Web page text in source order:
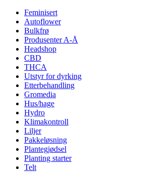
Feminisert
Autoflower
Bulkfrø
Produsenter A-Å
Headshop
CBD
THCA
Utstyr for dyrking
Etterbehandling
Gromedia
Hus/hage
Hydro
Klimakontroll
Liljer
Pakkeløsning
Plantegjødsel
Planting starter
Telt